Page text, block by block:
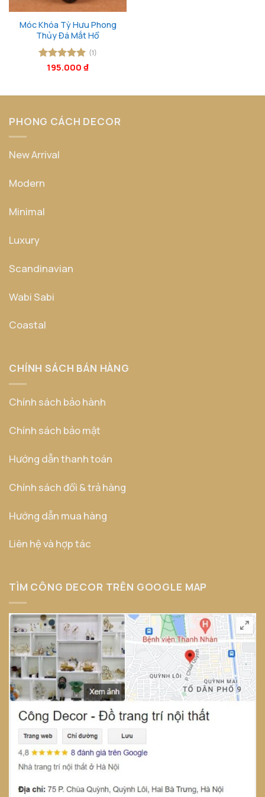
Móc Khóa Tỳ Hưu Phong
Thủy Đá Mắt Hổ
Được xếp
(1)
195.000 ₫
PHONG CÁCH DECOR
New Arrival
Modern
Minimal
Luxury
Scandinavian
Wabi Sabi
Coastal
CHÍNH SÁCH BÁN HÀNG
Chính sách bảo hành
Chính sách bảo mật
Hướng dẫn thanh toán
Chính sách đổi & trả hàng
Hướng dẫn mua hàng
Liên hệ và hợp tác
TÌM CÔNG DECOR TRÊN GOOGLE MAP